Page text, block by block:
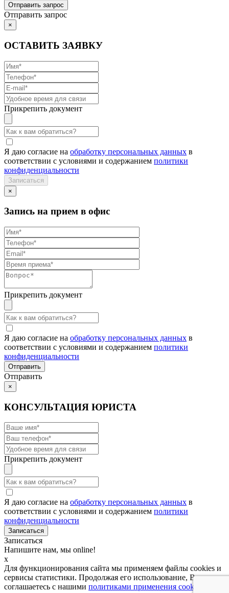
Отправить запрос
×
ОСТАВИТЬ ЗАЯВКУ
Прикрепить документ
Я даю согласие на обработку персональных данных в
соответствии с условиями и содержанием политики
конфиденциальности
×
Запись на прием в офис
Прикрепить документ
Я даю согласие на обработку персональных данных в
соответствии с условиями и содержанием политики
конфиденциальности
Отправить
×
КОНСУЛЬТАЦИЯ ЮРИСТА
Прикрепить документ
Я даю согласие на обработку персональных данных в
соответствии с условиями и содержанием политики
конфиденциальности
Записаться
Напишите нам, мы online!
x
Для функционирования сайта мы применяем файлы cookies и
сервисы статистики. Продолжая его использование, Вы
соглашаетесь с нашими политиками применения cookies и